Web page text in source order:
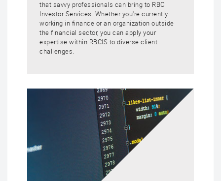
that savvy professionals can bring to RBC
Investor Services. Whether you're currently
working in finance or an organization outside
the financial sector, you can apply your
expertise within RBCIS to diverse client
challenges.